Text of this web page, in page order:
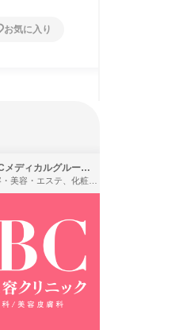
お気に入り
SBCメディカルグループ株式会社
理容・美容・エステ、化粧品・理美容用品小売、医療・病院